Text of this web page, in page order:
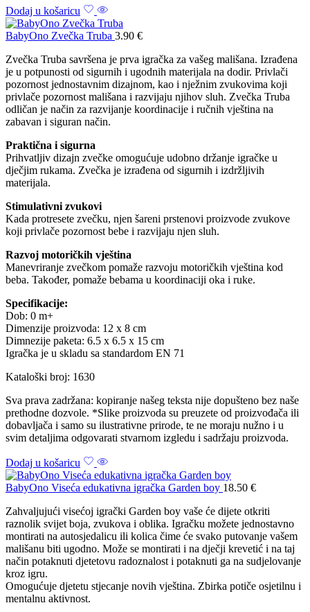
Dodaj u košaricu
BabyOno Zvečka Truba 3.90 €
Zvečka Truba savršena je prva igračka za vašeg mališana. Izrađena
je u potpunosti od sigurnih i ugodnih materijala na dodir. Privlači
pozornost jednostavnim dizajnom, kao i nježnim zvukovima koji
privlače pozornost mališana i razvijaju njihov sluh. Zvečka Truba
odličan je način za razvijanje koordinacije i ručnih vještina na
zabavan i siguran način.
Praktična i sigurna
Prihvatljiv dizajn zvečke omogućuje udobno držanje igračke u
dječjim rukama. Zvečka je izrađena od sigurnih i izdržljivih
materijala.
Stimulativni zvukovi
Kada protresete zvečku, njen šareni prstenovi proizvode zvukove
koji privlače pozornost bebe i razvijaju njen sluh.
Razvoj motoričkih vještina
Manevriranje zvečkom pomaže razvoju motoričkih vještina kod
beba. Također, pomaže bebama u koordinaciji oka i ruke.
Specifikacije:
Dob: 0 m+
Dimenzije proizvoda: 12 x 8 cm
Dimnezije paketa: 6.5 x 6.5 x 15 cm
Igračka je u skladu sa standardom EN 71
Kataloški broj: 1630
Sva prava zadržana: kopiranje našeg teksta nije dopušteno bez naše
prethodne dozvole. *Slike proizvoda su preuzete od proizvođača ili
dobavljača i samo su ilustrativne prirode, te ne moraju nužno i u
svim detaljima odgovarati stvarnom izgledu i sadržaju proizvoda.
Dodaj u košaricu
BabyOno Viseća edukativna igračka Garden boy 18.50 €
Zahvaljujući visećoj igrački Garden boy vaše će dijete otkriti
raznolik svijet boja, zvukova i oblika. Igračku možete jednostavno
montirati na autosjedalicu ili kolica čime će svako putovanje vašem
mališanu biti ugodno. Može se montirati i na dječji krevetić i na taj
način potaknuti djetetovu radoznalost i potaknuti ga na sudjelovanje
kroz igru.
Omogućuje djetetu stjecanje novih vještina. Zbirka potiče osjetilnu i
mentalnu aktivnost.